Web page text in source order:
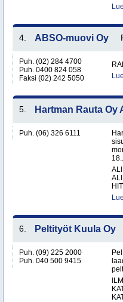
4. ABSO-muovi Oy
Puh. (02) 284 4700
Puh. 0400 824 058
Faksi (02) 242 5050
5. Hartman Rauta Oy
Puh. (06) 326 6111
18..
6. Peltityöt Kuula Oy
Puh. (09) 225 2000
Puh. 040 500 9415